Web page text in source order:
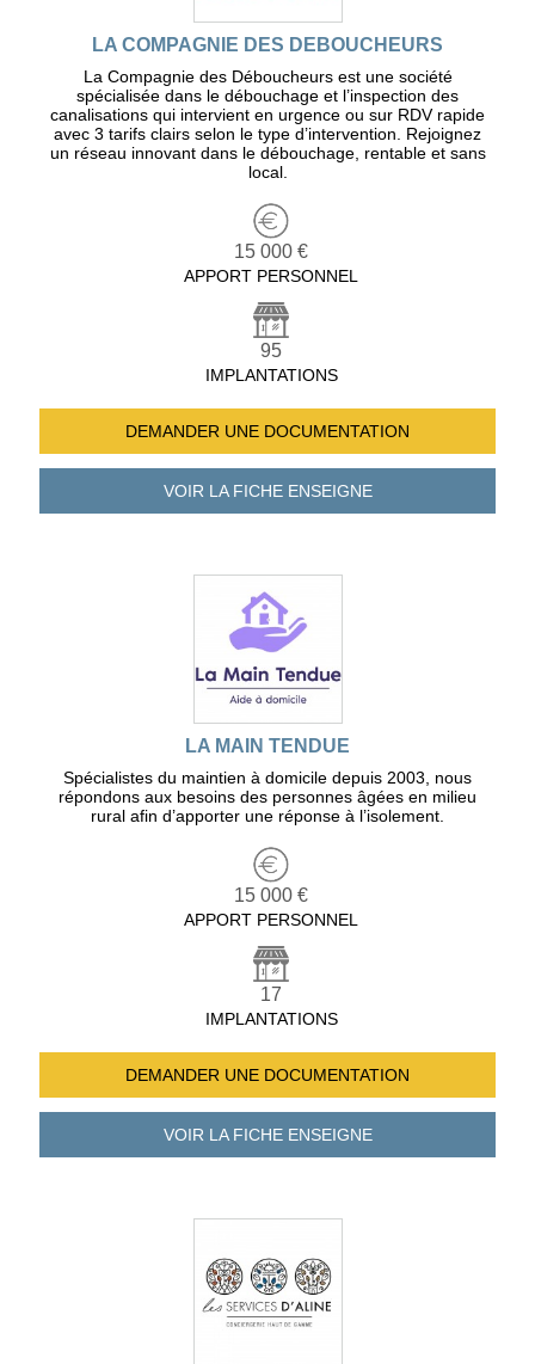
LA COMPAGNIE DES DEBOUCHEURS
La Compagnie des Déboucheurs est une société
spécialisée dans le débouchage et l’inspection des
canalisations qui intervient en urgence ou sur RDV rapide
avec 3 tarifs clairs selon le type d’intervention. Rejoignez
un réseau innovant dans le débouchage, rentable et sans
local.
15 000 €
APPORT PERSONNEL
95
IMPLANTATIONS
DEMANDER UNE DOCUMENTATION
VOIR LA FICHEENSEIGNE
LA MAIN TENDUE
Spécialistes du maintien à domicile depuis 2003, nous
répondons aux besoins des personnes âgées en milieu
rural afin d’apporter une réponse à l’isolement.
15 000 €
APPORT PERSONNEL
17
IMPLANTATIONS
DEMANDER UNE DOCUMENTATION
VOIR LA FICHEENSEIGNE